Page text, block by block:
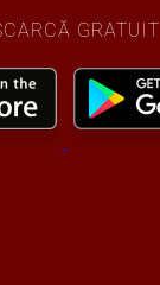
GRATUIT